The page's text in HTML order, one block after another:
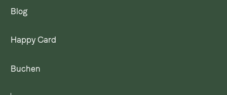
Blog
Happy Card
Buchen